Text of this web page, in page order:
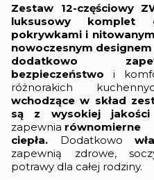
Zestaw 12-częściowy
luksusowy komplet
pokrywkami i
nowoczesnym
dodatkowo
bezpieczeństwo i
różnorakich
wchodzące w skład
są z wysokiej
zapewnia równomierne
ciepła. Dodatkowo
zapewnią zdrowe,
potrawy dla całej rodziny.